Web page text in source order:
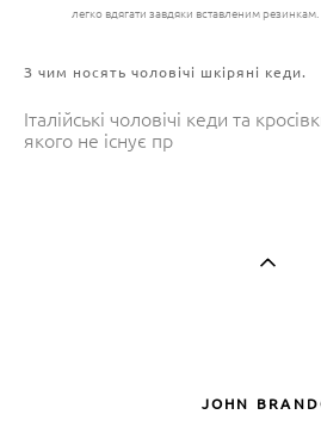
легко вдягати завдяки вставленим резинкам.
З чим носять чоловічі шкіряні кеди.
Італійські чоловічі кеди та
якого не існує пр
JOHN